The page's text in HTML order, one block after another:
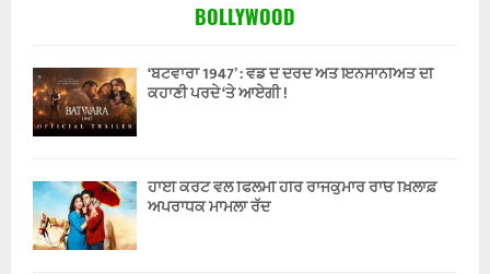
BOLLYWOOD
‘ਬਟਵਾਰਾ 1947’ : ਵੰਡ ਦੇ ਦਰਦ ਅਤੇ ਇਨਸਾਨੀਅਤ ਦੀ
ਕਹਾਣੀ ਪਰਦੇ ‘ਤੇ ਆਏਗੀ !
ਹਾਈ ਕੋਰਟ ਵਲੋਂ ਫਿਲਮੀ ਹੀਰੋ ਰਾਜਕੁਮਾਰ ਰਾਓ ਖ਼ਿਲਾਫ਼
ਅਪਰਾਧਕ ਮਾਮਲਾ ਰੱਦ